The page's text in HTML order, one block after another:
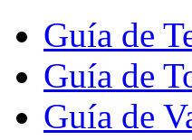
Guía de
Guía de
Guía de